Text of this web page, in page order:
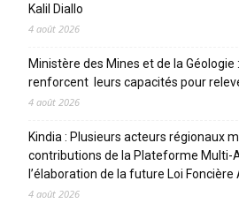
Kalil Diallo
4 août 2026
Ministère des Mines et de la
renforcent leurs capacités pour
4 août 2026
Kindia : Plusieurs acteurs régionaux
contributions de la Plateforme Multi-
l’élaboration de la future Loi Foncière
4 août 2026